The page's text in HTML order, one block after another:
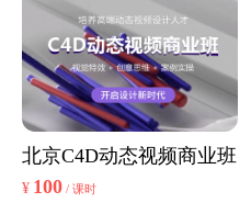
北京C4D动态视频商业班
¥ 100 / 课时